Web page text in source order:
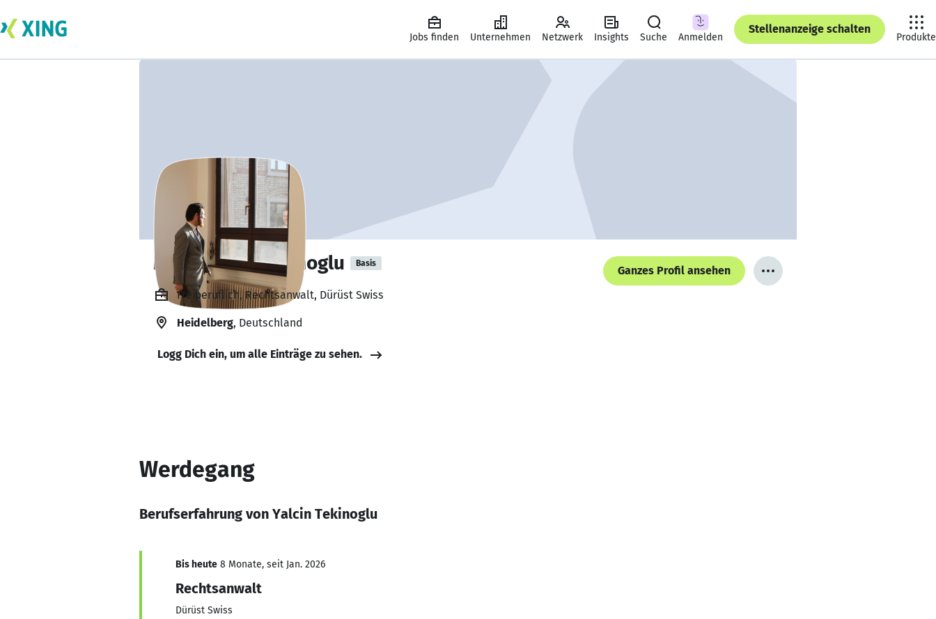
Jobs finden Unternehmen Netzwerk Insights Suche Anmelden
Stellenanzeige schalten
Produkte
Mag. Yalcin Tekinoglu Basis
Ganzes Profil ansehen
Freiberuflich, Rechtsanwalt, Dürüst Swiss
Heidelberg, Deutschland
Logg Dich ein, um alle Einträge zu sehen.
Werdegang
Berufserfahrung von Yalcin Tekinoglu
Bis heute 8 Monate, seit Jan. 2026
Rechtsanwalt
Dürüst Swiss